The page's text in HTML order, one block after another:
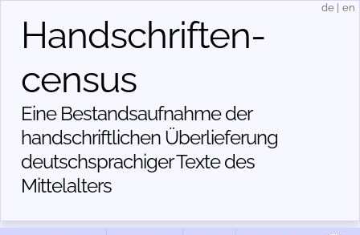
Handschriften­
census
Eine Bestandsaufnahme der
handschriftlichen Über­lieferung
deutschsprachiger Texte des
Mittelalters
de en